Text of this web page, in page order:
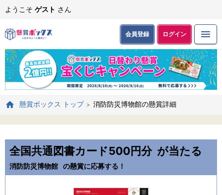
ようこそ ゲスト さん
会員登録 ログイン
懸賞ボックス トップ 消防防災博物館の懸賞詳細
全国共通図書カード500円分 が当たる
消防防災博物館 の懸賞に応募する！